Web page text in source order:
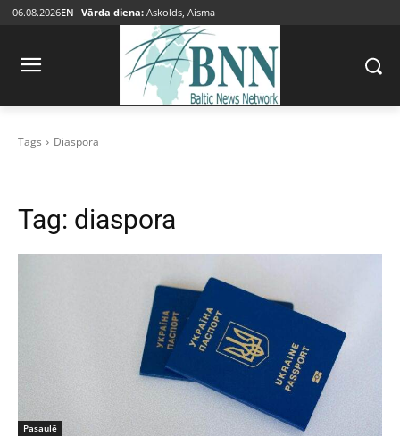
06.08.2026EN Vārda diena: Askolds, Aisma
Tags Diaspora
Tag: diaspora
Pasaulē